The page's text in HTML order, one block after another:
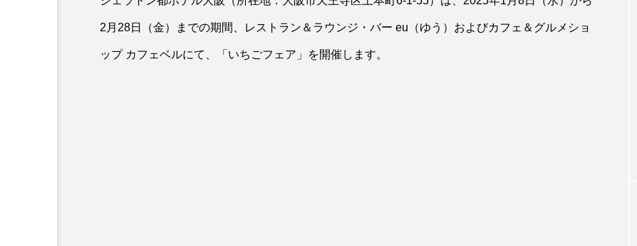
2月28日（金）までの期間、レストラン＆ラウンジ・バー eu（ゆう）およびカフェ＆グルメショ
ップ カフェベルにて、「いちごフェア」を開催します。